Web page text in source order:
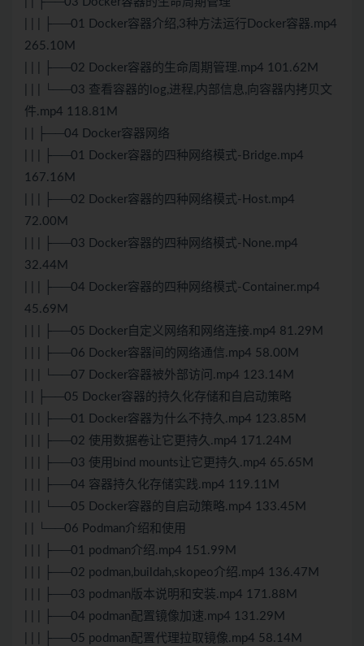
| | | ├──01 Docker容器介绍,3种方法运行Docker容器.mp4
265.10M
| | | ├──02 Docker容器的生命周期管理.mp4 101.62M
| | | └──03 查看容器的log,进程,内部信息,向容器内拷贝文
件.mp4 118.81M
| | ├──04 Docker容器网络
| | | ├──01 Docker容器的四种网络模式-Bridge.mp4
167.16M
| | | ├──02 Docker容器的四种网络模式-Host.mp4
72.00M
| | | ├──03 Docker容器的四种网络模式-None.mp4
32.44M
| | | ├──04 Docker容器的四种网络模式-Container.mp4
45.69M
| | | ├──05 Docker自定义网络和网络连接.mp4 81.29M
| | | ├──06 Docker容器间的网络通信.mp4 58.00M
| | | └──07 Docker容器被外部访问.mp4 123.14M
| | ├──05 Docker容器的持久化存储和自启动策略
| | | ├──01 Docker容器为什么不持久.mp4 123.85M
| | | ├──02 使用数据卷让它更持久.mp4 171.24M
| | | ├──03 使用bind mounts让它更持久.mp4 65.65M
| | | ├──04 容器持久化存储实践.mp4 119.11M
| | | └──05 Docker容器的自启动策略.mp4 133.45M
| | └──06 Podman介绍和使用
| | | ├──01 podman介绍.mp4 151.99M
| | | ├──02 podman,buildah,skopeo介绍.mp4 136.47M
| | | ├──03 podman版本说明和安装.mp4 171.88M
| | | ├──04 podman配置镜像加速.mp4 131.29M
| | | ├──05 podman配置代理拉取镜像.mp4 58.14M